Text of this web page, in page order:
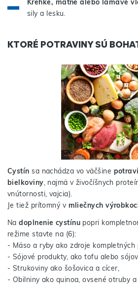
Krehké, matné alebo lámavé
sily a lesku.
KTORÉ POTRAVINY SÚ
Cystín sa nachádza vo väčšine
bielkoviny, najmä v živočíšnych
vnútornosti, vajcia).
Je tiež prítomný v mliečnych
Nadoplnenie cystínu popri
režime stavte na (6):
- Mäso a ryby ako zdroje kompletných
- Sójové produkty, ako tofu alebo
- Strukoviny ako šošovica a cícer,
- Obilniny ako quinoa, ovsené otruby